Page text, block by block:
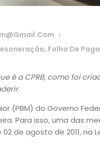
|
, Folha De
é a CPRB, como foi
(PBM) do Governo
Para isso, uma das
de agosto de 2011, na